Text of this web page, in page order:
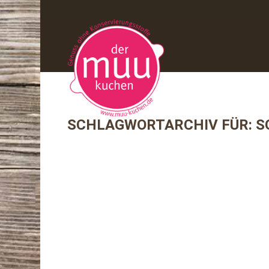
SCHLAGWORTARCHIV FÜR: